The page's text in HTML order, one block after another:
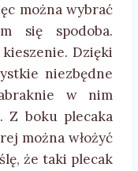
można wybrać
się spodoba.
Dzięki
niezbędne
w nim
Z boku plecaka
można włożyć
że taki plecak